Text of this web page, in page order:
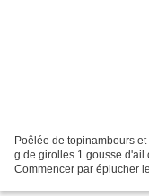
Poêlée de topinambours
g de girolles 1 gousse d'ail
Commencer par éplucher